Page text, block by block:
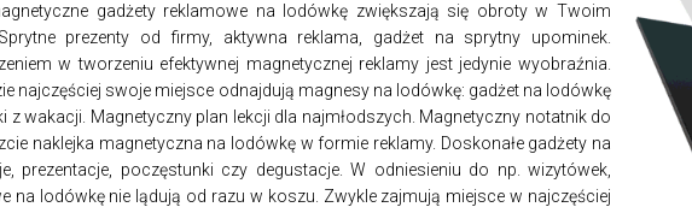
gadżety reklamowe na lodówkę zwiększają się obroty w Twoim
prezenty od firmy, aktywna reklama, gadżet na sprytny upominek.
w tworzeniu efektywnej magnetycznej reklamy jest jedynie wyobraźnia.
najczęściej swoje miejsce odnajdują magnesy na lodówkę: gadżet na lodówkę
z wakacji. Magnetyczny plan lekcji dla najmłodszych. Magnetyczny notatnik do
naklejka magnetyczna na lodówkę w formie reklamy. Doskonałe gadżety na
prezentacje, poczęstunki czy degustacje. W odniesieniu do np. wizytówek,
na lodówkę nie lądują od razu w koszu. Zwykle zajmują miejsce w najczęściej